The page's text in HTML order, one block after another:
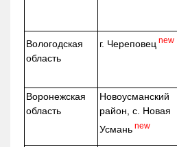
Вологодская
область
г. Череповец new
Воронежская
область
Новоусманский
район, с. Новая
Усмань new